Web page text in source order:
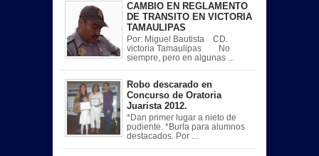
CAMBIO EN REGLAMENTO
DE TRANSITO EN VICTORIA
TAMAULIPAS
Por: Miguel Bautista CD.
victoria Tamaulipas No
siempre, pero en algunas ...
Robo descarado en
Concurso de Oratoria
Juarista 2012.
*Dan primer lugar a nieto de
pudiente. *Burla para alumnos
destacados. Por ...